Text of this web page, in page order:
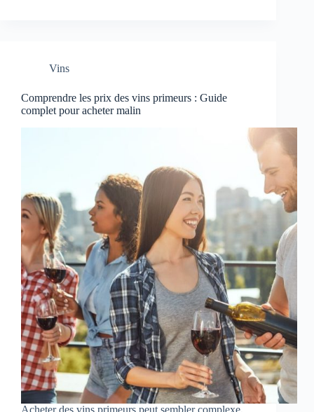
Vins
Comprendre les prix des vins primeurs : Guide
complet pour acheter malin
Acheter des vins primeurs peut sembler complexe,